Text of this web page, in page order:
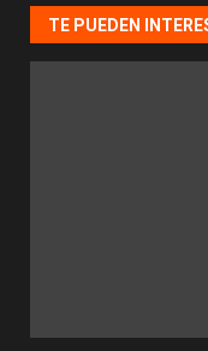
TE PUEDEN